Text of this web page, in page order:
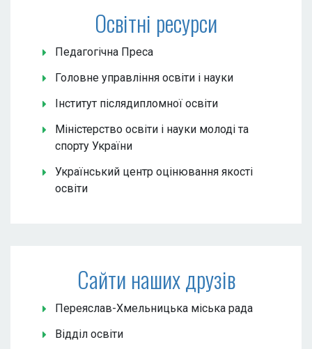
Освітні ресурси
Педагогічна Преса
Головне управління освіти і науки
Інститут післядипломної освіти
Міністерство освіти і науки молоді та
спорту України
Український центр оцінювання якості
освіти
Сайти наших друзів
Переяслав-Хмельницька міська рада
Відділ освіти